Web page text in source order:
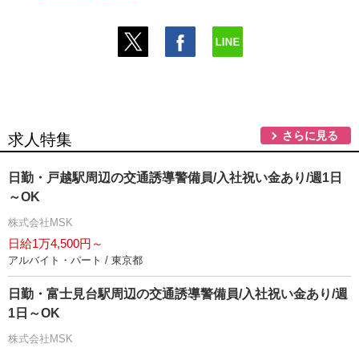
求人特集 さらに見る
日勤・戸越駅周辺の交通誘導警備員/入社祝い金あり/週1日
～OK
株式会社MSK
日給1万4,500円～
アルバイト・パート / 東京都
日勤・富士見台駅周辺の交通誘導警備員/入社祝い金あり/週
1日～OK
株式会社MSK